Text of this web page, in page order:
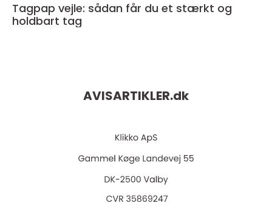
Tagpap vejle: sådan får du et stærkt og
holdbart tag
AVISARTIKLER.dk